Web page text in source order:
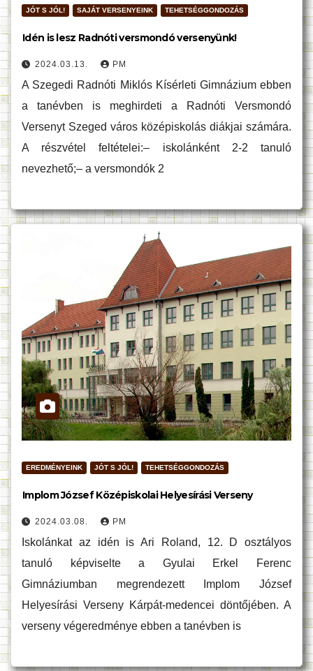
JÓT S JÓL! SAJÁT VERSENYEINK TEHETSÉGGONDOZÁS
Idén is lesz Radnóti versmondó versenyünk!
2024.03.13. PM
A Szegedi Radnóti Miklós Kísérleti Gimnázium ebben
a tanévben is meghirdeti a Radnóti Versmondó
Versenyt Szeged város középiskolás diákjai számára.
A részvétel feltételei:– iskolánként 2-2 tanuló
nevezhető;– a versmondók 2
EREDMÉNYEINK JÓT S JÓL! TEHETSÉGGONDOZÁS
Implom József Középiskolai Helyesírási Verseny
2024.03.08. PM
Iskolánkat az idén is Ari Roland, 12. D osztályos
tanuló képviselte a Gyulai Erkel Ferenc
Gimnáziumban megrendezett Implom József
Helyesírási Verseny Kárpát-medencei döntőjében. A
verseny végeredménye ebben a tanévben is